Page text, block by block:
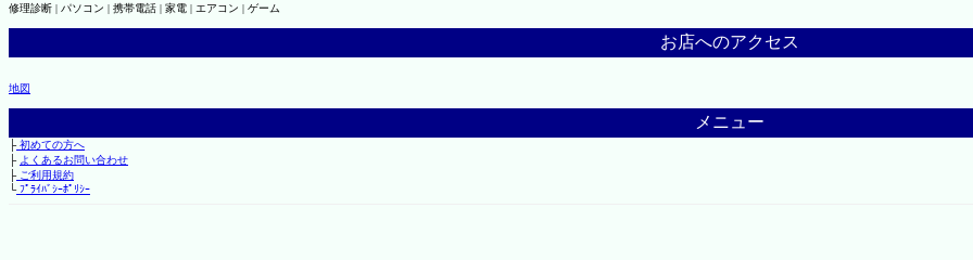
修理診断 | パソコン | 携帯電話 | 家電 | エアコン | ゲーム
お店へのアクセス
地図
メニュー
├初めての方へ
├ よくあるお問い合わせ
├ご利用規約
└ﾌﾟﾗｲﾊﾞｼｰﾎﾟﾘｼｰ